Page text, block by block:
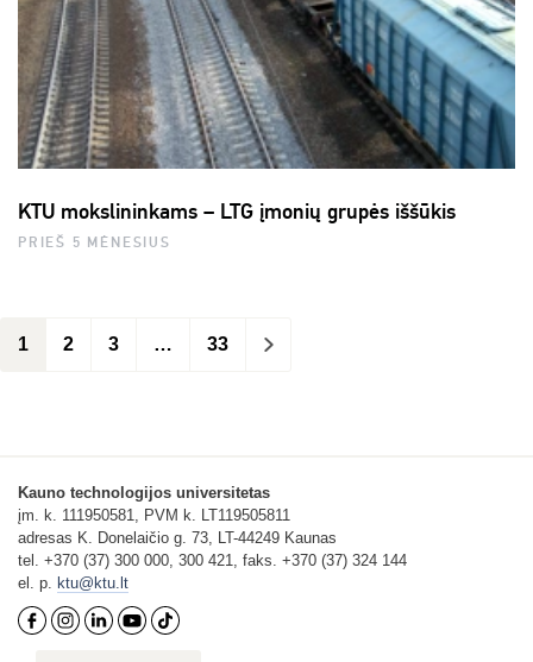
KTU mokslininkams – LTG įmonių grupės iššūkis
PRIEŠ 5 MĖNESIUS
1 2 3 … 33 >
Kauno technologijos universitetas
įm. k. 111950581, PVM k. LT119505811
adresas K. Donelaičio g. 73, LT-44249 Kaunas
tel. +370 (37) 300 000, 300 421, faks. +370 (37) 324 144
el. p. ktu@ktu.lt